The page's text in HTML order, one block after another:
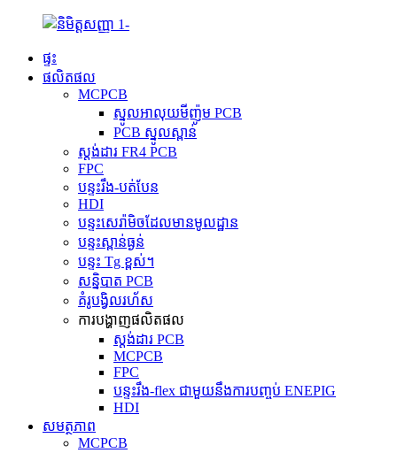
ផ្ទះ
ផលិតផល
MCPCB
ស្នូលអាលុយមីញ៉ូម PCB
PCB ស្នូលស្ពាន់
ស្តង់ដារ FR4 PCB
FPC
បន្ទះរឹង-បត់បែន
HDI
បន្ទះសេរ៉ាមិចដែលមានមូលដ្ឋាន
បន្ទះស្ពាន់ធ្ងន់
បន្ទះ Tg ខ្ពស់។
សន្និបាត PCB
គំរូបង្វិលរហ័ស
ការបង្ហាញផលិតផល
ស្តង់ដារ PCB
MCPCB
FPC
បន្ទះរឹង-flex ជាមួយនឹងការបញ្ចប់ ENEPIG
HDI
សមត្ថភាព
MCPCB